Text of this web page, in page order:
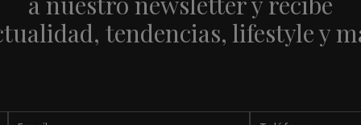
tendencias, lifestyle y